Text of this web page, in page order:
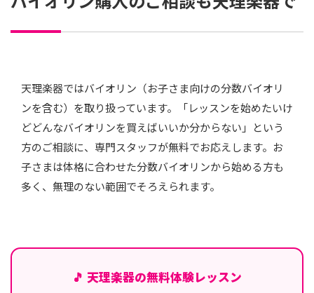
天理楽器ではバイオリン（お子さま向けの分数バイオリ
ンを含む）を取り扱っています。「レッスンを始めたいけ
どどんなバイオリンを買えばいいか分からない」という
方のご相談に、専門スタッフが無料でお応えします。お
子さまは体格に合わせた分数バイオリンから始める方も
多く、無理のない範囲でそろえられます。
🎵 天理楽器の無料体験レッスン